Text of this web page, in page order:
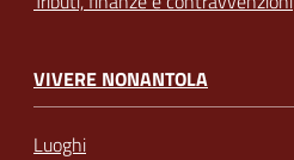
VIVERE NONANTOLA
Luoghi